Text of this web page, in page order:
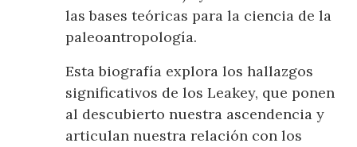
las bases teóricas para la ciencia de la
paleoantropología.
Esta biografía explora los hallazgos
significativos de los Leakey, que ponen
al descubierto nuestra ascendencia y
articulan nuestra relación con los